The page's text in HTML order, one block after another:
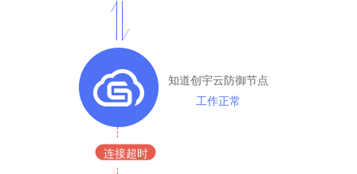
知道创宇云防御节点
工作正常
连接超时